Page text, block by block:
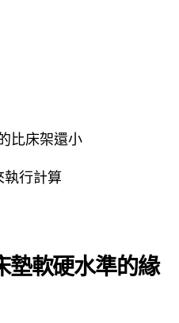
比床架還小
行計算
墊軟硬水準的緣